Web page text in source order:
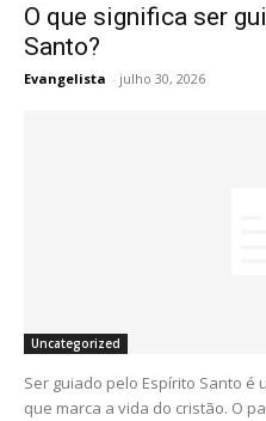
O que significa ser
Santo?
Evangelista - julho 30, 2026
Uncategorized
Ser guiado pelo Espírito Santo
que marca a vida do cristão. O